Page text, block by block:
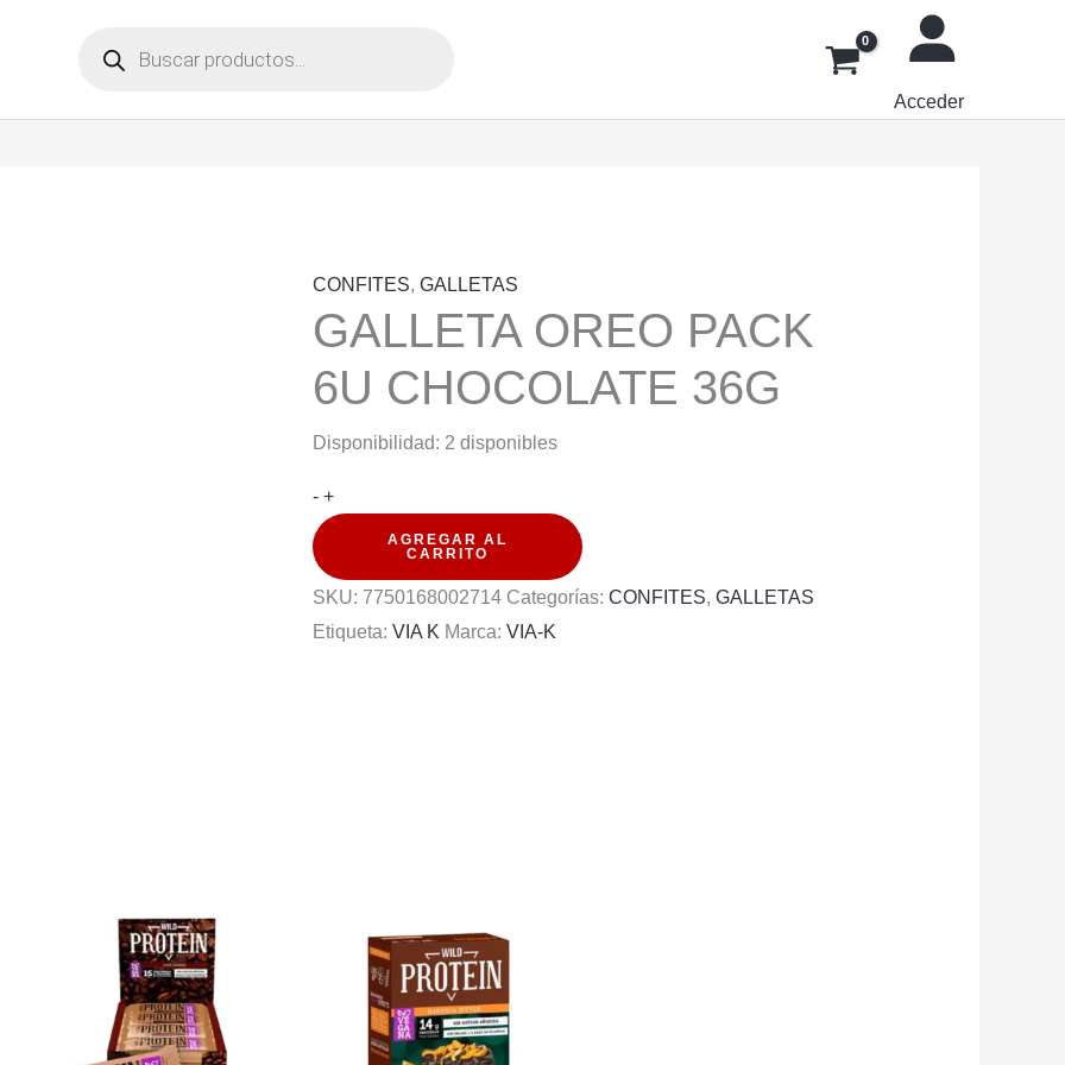
productos
Acceder
CONFITES,GALLETAS
GALLETA OREO PACK
6U CHOCOLATE 36G
Disponibilidad: 2 disponibles
- GALLETA
OREO
PACK
6U
CHOCOLATE
+
AGREGAR AL
CARRITO
SKU: 7750168002714 Categorías:CONFITES,GALLETAS
Etiqueta:VIA K Marca:VIA-K